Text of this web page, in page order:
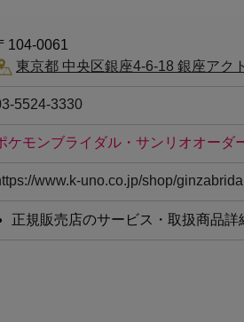
104-0061
東京都 中央区銀座4-6-18 銀座アク
5524-3330
ケモンブライダル・サンリオオーダ
www.k-uno.co.jp/shop/
正規販売店のサービス・取扱商品